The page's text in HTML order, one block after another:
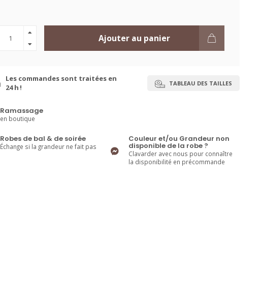
Ajouter au panier
Les commandes sont traitées en
24 h !
TABLEAU DES TAILLES
Ramassage
en boutique
Robes de bal & de soirée
Échange si la grandeur ne fait pas
Couleur et/ou Grandeur non
disponible de la robe ?
Clavarder avec nous pour connaître
la disponibilité en précommande